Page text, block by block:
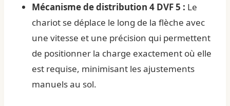
Mécanisme de distribution 4 DVF 5 : Le
chariot se déplace le long de la flèche avec
une vitesse et une précision qui permettent
de positionner la charge exactement où elle
est requise, minimisant les ajustements
manuels au sol.